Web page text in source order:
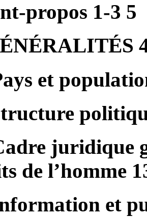
propos 1-3 5
et
juridique
de l’homme
et